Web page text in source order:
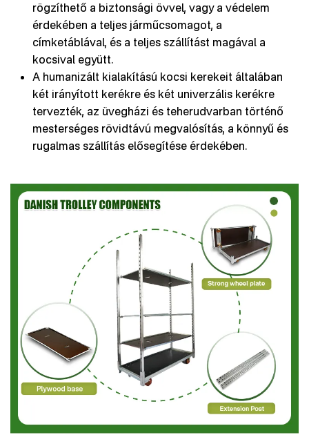
rögzíthető a biztonsági övvel, vagy a védelem
érdekében a teljes járműcsomagot, a
címketáblával, és a teljes szállítást magával a
kocsival együtt.
A humanizált kialakítású kocsi kerekeit általában
két irányított kerékre és két univerzális kerékre
tervezték, az üvegházi és teherudvarban történő
mesterséges rövidtávú megvalósítás, a könnyű és
rugalmas szállítás elősegítése érdekében.